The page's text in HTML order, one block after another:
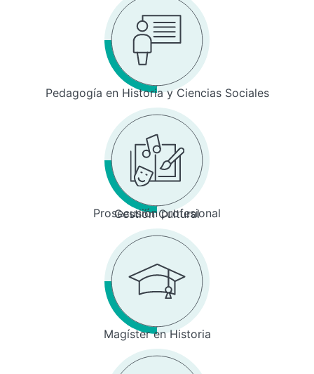
Pedagogía en Historia y Ciencias Sociales
Prosecusión profesional
Gestión Cultural
Magíster en Historia